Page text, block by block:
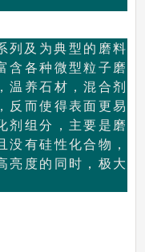
及为典型的磨料
含各种微型粒子磨
温养石材，混合剂
反而使得表面更易
剂组分，主要是磨
有硅性化合物，
亮度的同时，极大